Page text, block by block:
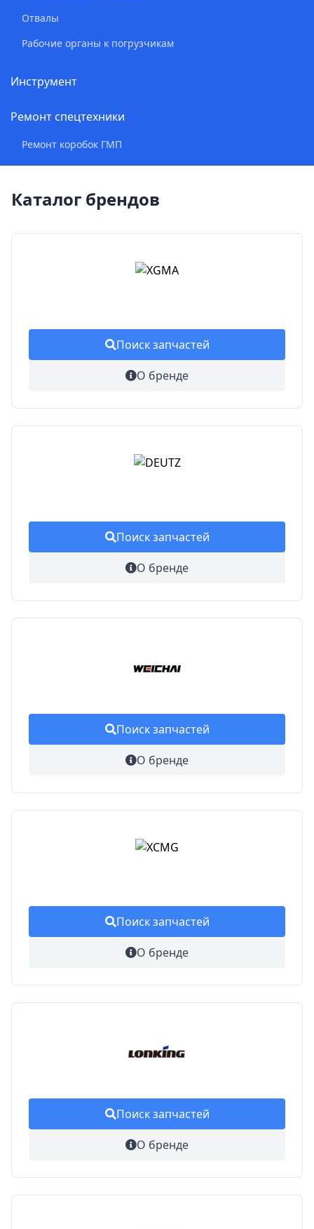
Отвалы
Рабочие органы к погрузчикам
Инструмент
Ремонт спецтехники
Ремонт коробок ГМП
Каталог брендов
Поиск запчастей
О бренде
Поиск запчастей
О бренде
Поиск запчастей
О бренде
Поиск запчастей
О бренде
Поиск запчастей
О бренде